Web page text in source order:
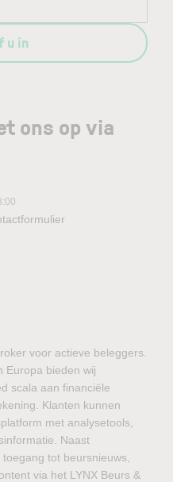
ons op via
u in
voor actieve beleggers.
Europa bieden wij
scala aan financiële
Klanten kunnen
met analysetools,
Naast
tot beursnieuws,
via het LYNX Beurs &